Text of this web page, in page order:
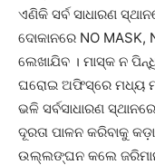
ଏଣିକି ସର୍ବ ସାଧାରଣ
ଦୋକାନରେ NO MASK,
ଲେଖାଯିବ । ମାସ୍କ ନ
ଘରୋଇ ଅଫିସ୍‌ରେ ମଧ୍ୟ
ଭଳି ସର୍ବସାଧାରଣ
ଦୂରତା ପାଳନ କରିବାକୁ
ଉଲ୍ଲଙ୍ଘନ କଲେ